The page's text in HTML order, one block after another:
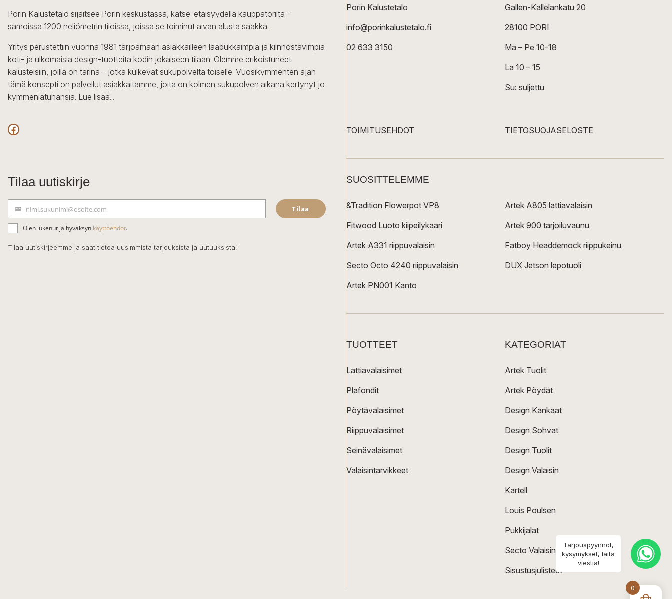
0
Porin Kalustetalo sijaitsee Porin keskustassa, katse-etäisyydellä kauppatorilta –
samoissa 1200 neliömetrin tiloissa, joissa se toiminut aivan alusta saakka.
Yritys perustettiin vuonna 1981 tarjoamaan asiakkailleen laadukkaimpia ja kiinnostavimpia
koti- ja ulkomaisia design-tuotteita kodin jokaiseen tilaan. Olemme erikoistuneet
kalusteisiin, joilla on tarina – jotka kulkevat sukupolvelta toiselle. Vuosikymmenten ajan
tämä konsepti on palvellut asiakkaitamme, joita on kolmen sukupolven aikana kertynyt jo
kymmeniätuhansia. Lue lisää...
Facebook
Tilaa uutiskirje
ä
h
k
nimi.sukunimi@osoite.com Tilaa
Olen lukenut ja hyväksyn käyttöehdot.
Tilaa uutiskirjeemme ja saat tietoa uusimmista tarjouksista ja uutuuksista!
Porin Kalustetalo
info@porinkalustetalo.fi
02 633 3150
Gallen-Kallelankatu 20
28100 PORI
Ma – Pe 10-18
La 10 – 15
Su: suljettu
TOIMITUSEHDOT TIETOSUOJASELOSTE
SUOSITTELEMME
&Tradition Flowerpot VP8
Fitwood Luoto kiipeilykaari
Artek A331 riippuvalaisin
Secto Octo 4240 riippuvalaisin
Artek PN001 Kanto
Artek A805 lattiavalaisin
Artek 900 tarjoiluvaunu
Fatboy Headdemock riippukeinu
DUX Jetson lepotuoli
TUOTTEET
Lattiavalaisimet
Plafondit
Pöytävalaisimet
Riippuvalaisimet
Seinävalaisimet
Valaisintarvikkeet
KATEGORIAT
Artek Tuolit
Artek Pöydät
Design Kankaat
Design Sohvat
Design Tuolit
Design Valaisin
Kartell
Louis Poulsen
Pukkijalat
Secto Valaisin
Sisustusjulisteet
Tarjouspyynnöt,
kysymykset, laita
viestiä!